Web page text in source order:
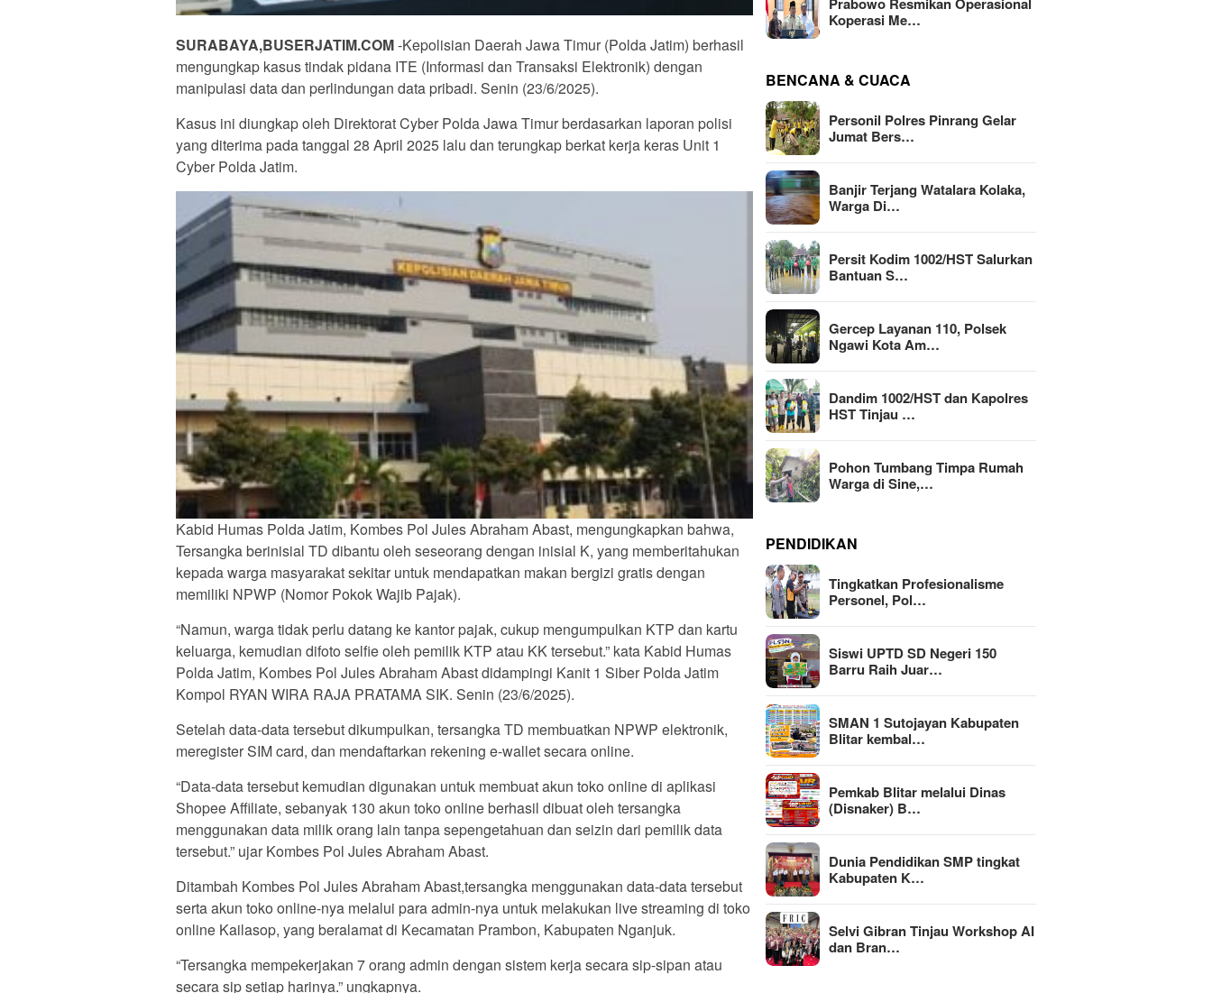
SURABAYA,BUSERJATIM.COM-Kepolisian Daerah Jawa Timur (Polda Jatim) berhasil
mengungkap kasus tindak pidana ITE (Informasi dan Transaksi Elektronik) dengan
manipulasi data dan perlindungan data pribadi. Senin (23/6/2025).
Kasus ini diungkap oleh Direktorat Cyber Polda Jawa Timur berdasarkan laporan polisi
yang diterima pada tanggal 28 April 2025 lalu dan terungkap berkat kerja keras Unit 1
Cyber Polda Jatim.
Kabid Humas Polda Jatim, Kombes Pol Jules Abraham Abast, mengungkapkan bahwa,
Tersangka berinisial TD dibantu oleh seseorang dengan inisial K, yang memberitahukan
kepada warga masyarakat sekitar untuk mendapatkan makan bergizi gratis dengan
memiliki NPWP (Nomor Pokok Wajib Pajak).
“Namun, warga tidak perlu datang ke kantor pajak, cukup mengumpulkan KTP dan kartu
keluarga, kemudian difoto selfie oleh pemilik KTP atau KK tersebut.” kata Kabid Humas
Polda Jatim, Kombes Pol Jules Abraham Abast didampingi Kanit 1 Siber Polda Jatim
Kompol RYAN WIRA RAJA PRATAMA SIK. Senin (23/6/2025).
Setelah data-data tersebut dikumpulkan, tersangka TD membuatkan NPWP elektronik,
meregister SIM card, dan mendaftarkan rekening e-wallet secara online.
“Data-data tersebut kemudian digunakan untuk membuat akun toko online di aplikasi
Shopee Affiliate, sebanyak 130 akun toko online berhasil dibuat oleh tersangka
menggunakan data milik orang lain tanpa sepengetahuan dan seizin dari pemilik data
tersebut.” ujar Kombes Pol Jules Abraham Abast.
Ditambah Kombes Pol Jules Abraham Abast,tersangka menggunakan data-data tersebut
serta akun toko online-nya melalui para admin-nya untuk melakukan live streaming di toko
online Kailasop, yang beralamat di Kecamatan Prambon, Kabupaten Nganjuk.
“Tersangka mempekerjakan 7 orang admin dengan sistem kerja secara sip-sipan atau
secara sip setiap harinya.” ungkapnya.
Koperasi Me…
BENCANA & CUACA
Personil Polres Pinrang Gelar
Jumat Bers…
Banjir Terjang Watalara Kolaka,
Warga Di…
Persit Kodim 1002/HST Salurkan
Bantuan S…
Gercep Layanan 110, Polsek
Ngawi Kota Am…
Dandim 1002/HST dan Kapolres
HST Tinjau …
Pohon Tumbang Timpa Rumah
Warga di Sine,…
PENDIDIKAN
Tingkatkan Profesionalisme
Personel, Pol…
Siswi UPTD SD Negeri 150
Barru Raih Juar…
SMAN 1 Sutojayan Kabupaten
Blitar kembal…
Pemkab Blitar melalui Dinas
(Disnaker) B…
Dunia Pendidikan SMP tingkat
Kabupaten K…
Selvi Gibran Tinjau Workshop AI
dan Bran…